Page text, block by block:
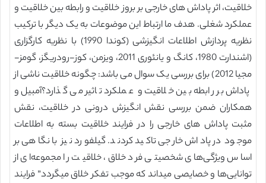
خلاقیت، اثر پاداش های خارجی بر بروز خلاقیت و رابطه بین خلاقیت و
عملکرد شغلی. هدف ما ارتباط این موضوعات به یک دیگر با ترکیب
نظریه پردازش اطلاعات انگیزشی (کوندا 1990) با نظریه کارگزاری
(اشندارت 1980، کانگ و یانئوری 2011، ویزمن، کوز-رودریگز، گومز-
مجیا 2012) برای بررسی یک سوال می باشد: چگونه خلاقیت ناشی از
پاداش بر رابطه بین خلاقیت و عملکرد تاثیر می گذارد؟آمبیل و
همکاران ضمن بررسی نقش انگیزش درونی در خلاقیت، نقش
مثبت پاداش های خارجی را در فرایند خلاقیت بسته به اطلاعات
موجود در پاداش خارجی تاکید کردند. گیلفورد نیز با نگاهی بر
اساس ویژگی‌های شخصیتی فرد خلاق، خلاقیت را مجموعه‌ای از
توانایی‌ها و خصایصی میداند که موجب تفکر خلاق میگردد” فرایند